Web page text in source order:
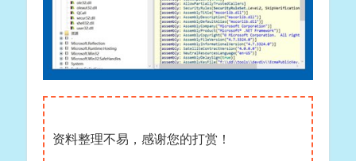
资料整理不易，感谢您的打赏！